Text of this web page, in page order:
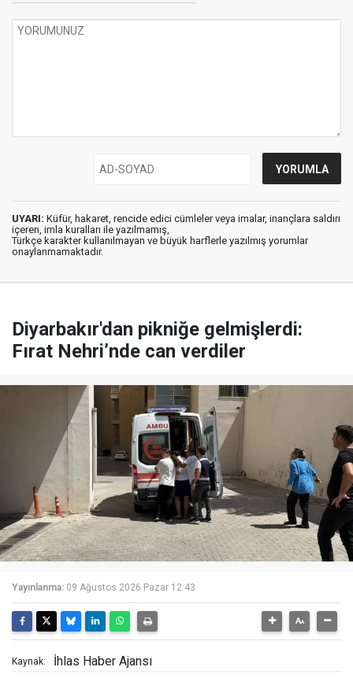
UYARI: Küfür, hakaret, rencide edici cümleler veya imalar, inançlara saldırı
içeren, imla kuralları ile yazılmamış,
Türkçe karakter kullanılmayan ve büyük harflerle yazılmış yorumlar
onaylanmamaktadır.
Diyarbakır'dan pikniğe gelmişlerdi:
Fırat Nehri’nde can verdiler
Yayınlanma: 09 Ağustos 2026 Pazar 12:43
Kaynak: İhlas Haber Ajansı